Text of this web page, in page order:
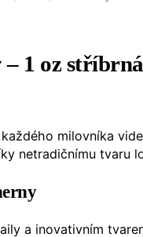
– 1 oz
milovníka
netradičnímu tvaru
a inovativním